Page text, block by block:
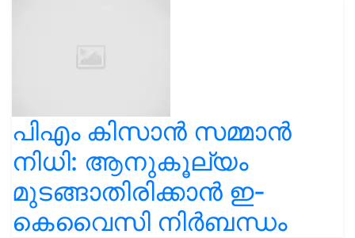
പിഎം കിസാൻ സമ്മാൻ
നിധി: ആനുകൂല്യം
മുടങ്ങാതിരിക്കാൻ ഇ-
കെവൈസി നിർബന്ധം